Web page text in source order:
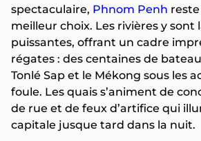
spectaculaire, Phnom Penh
meilleur choix. Les rivières y sont
puissantes, offrant un cadre
régates : des centaines de
Tonlé Sap et le Mékong sous les
foule. Les quais s’animent de
de rue et de feux d’artifice qui
capitale jusque tard dans la nuit.